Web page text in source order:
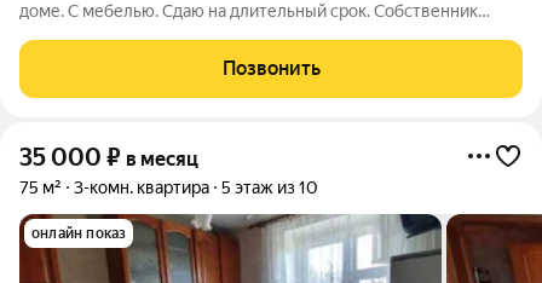
доме. С мебелью. Сдаю на длительный срок. Собственник
Позвонить
35 000 ₽ в месяц
75 м² 3-комн. квартира 5 этаж из 10
онлайн показ